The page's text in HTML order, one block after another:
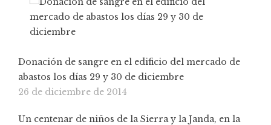
Donación de sangre en el edificio del mercado de
abastos los días 29 y 30 de diciembre
26 de diciembre de 2014
Un centenar de niños de la Sierra y la Janda, en la